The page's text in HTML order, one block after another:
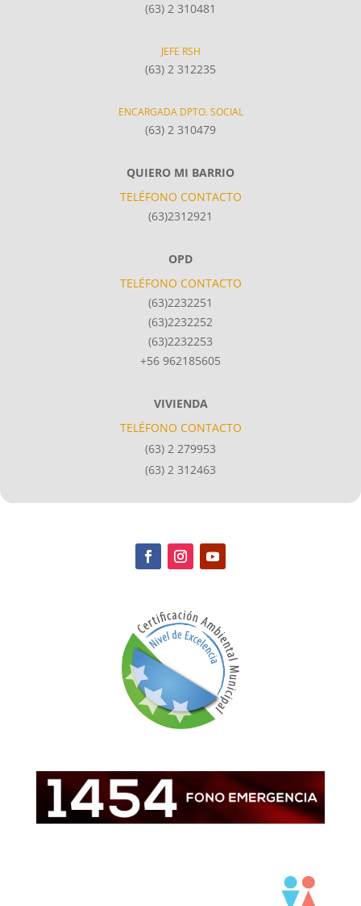
(63) 2 310481
JEFE RSH
(63) 2 312235
ENCARGADA DPTO. SOCIAL
(63) 2 310479
QUIERO MI BARRIO
TELÉFONO CONTACTO
(63)2312921
OPD
TELÉFONO CONTACTO
(63)2232251
(63)2232252
(63)2232253
+56 962185605
VIVIENDA
TELÉFONO CONTACTO
(63) 2 279953
(63) 2 312463